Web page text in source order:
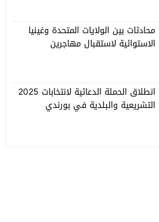
محادثات بين الولايات المتحدة وغينيا
الاستوائية لاستقبال مهاجرين
انطلاق الحملة الدعائية لانتخابات 2025
التشريعية والبلدية في بورندي